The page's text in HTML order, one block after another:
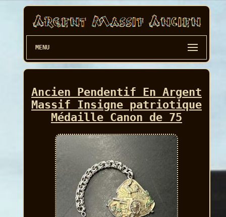
MENU
Ancien Pendentif En Argent
Massif Insigne patriotique
Médaille Canon de 75